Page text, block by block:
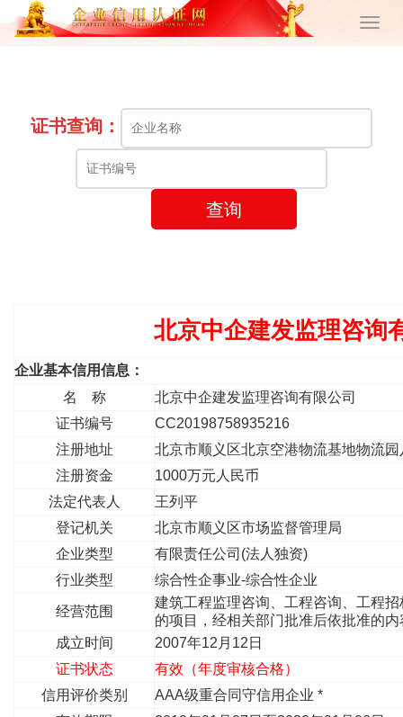
证书查询：
查询
北京中企建发监理咨询
企业基本信用信息：
名 称
北京中企建发监理咨询有限公司
证书编号
CC20198758935216
注册地址
北京市顺义区北京空港物流基地物流
注册资金
1000万元人民币
法定代表人
王列平
登记机关
北京市顺义区市场监督管理局
企业类型
有限责任公司(法人独资)
行业类型
综合性企事业-综合性企业
经营范围
建筑工程监理咨询、工程咨询、工程
的项目，经相关部门批准后依批准的
成立时间
2007年12月12日
证书状态
有效（年度审核合格）
信用评价类别
AAA级重合同守信用企业 *